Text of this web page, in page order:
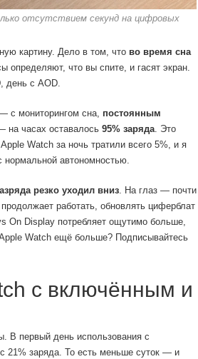
отсутствием секунд на цифровых
картину. Дело в том, что во время сна
определяют, что вы спите, и гасят экран.
день с AOD.
с мониторингом сна, постоянным
на часах оставалось 95% заряда. Это
Watch за ночь тратили всего 5%, и я
нормальной автономностью.
резко уходил вниз. На глаз — почти
работать, обновлять циферблат
On Display потребляет ощутимо больше,
Watch ещё больше? Подписывайтесь
с включённым и
В первый день использования с
21% заряда. То есть меньше суток — и